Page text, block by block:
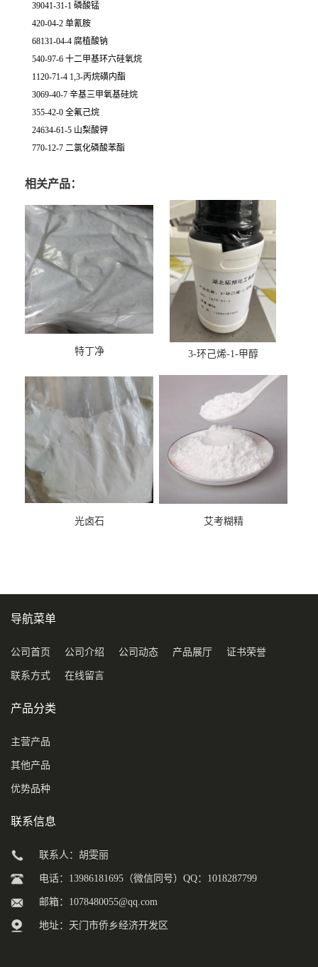
39041-31-1 磷酸锰
420-04-2 单氰胺
68131-04-4 腐植酸钠
540-97-6 十二甲基环六硅氧烷
1120-71-4 1,3-丙烷磺内酯
3069-40-7 辛基三甲氧基硅烷
355-42-0 全氟己烷
24634-61-5 山梨酸钾
770-12-7 二氯化磷酸苯酯
相关产品：
特丁净 3-环己烯-1-甲醇
光卤石 艾考糊精
导航菜单
公司首页 公司介绍 公司动态 产品展厅 证书荣誉
联系方式 在线留言
产品分类
主营产品
其他产品
优势品种
联系信息
联系人：胡雯丽
电话：13986181695（微信同号）QQ：1018287799
邮箱： 1078480055@qq.com
地址：天门市侨乡经济开发区